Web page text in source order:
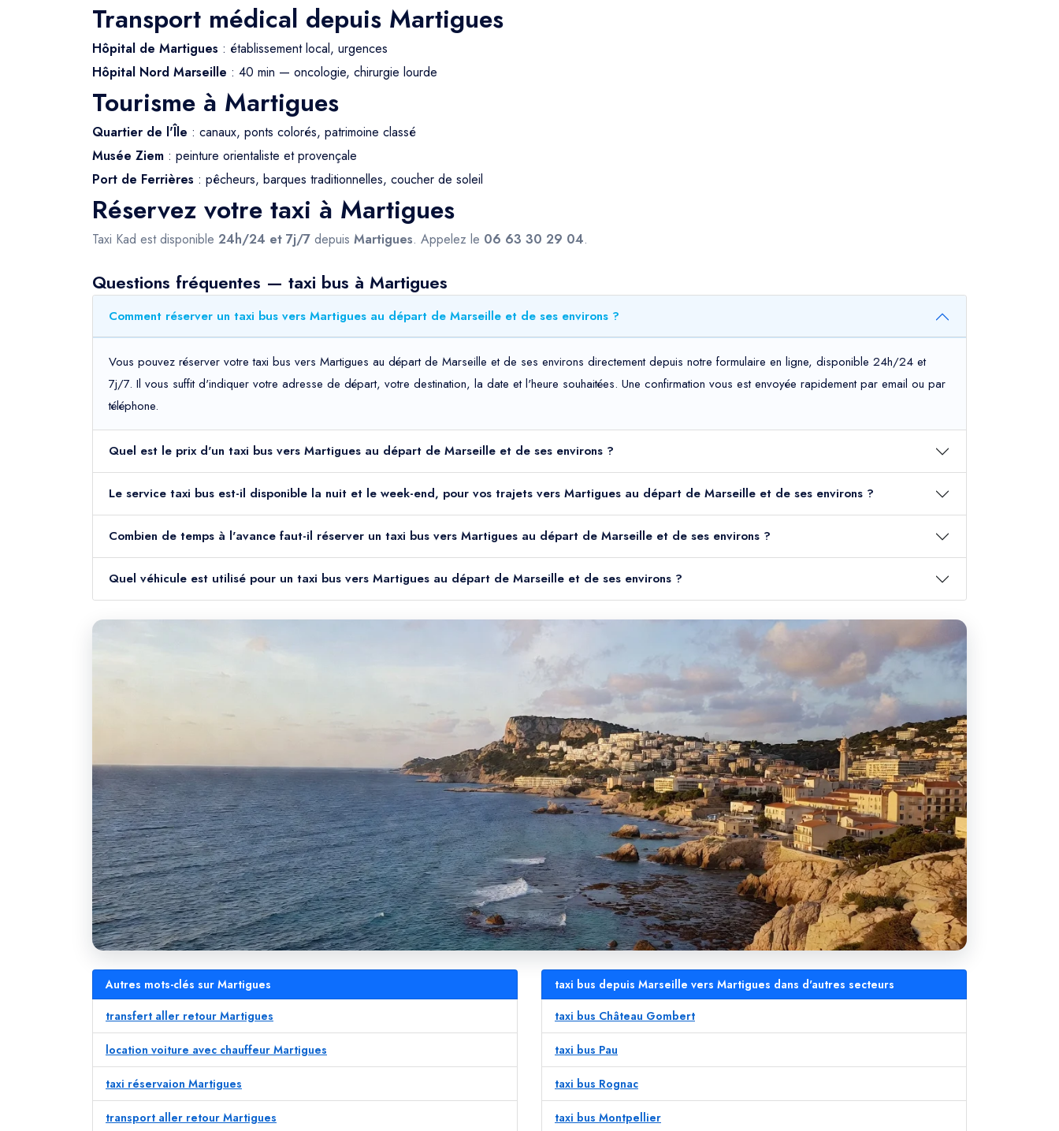
Transport médical depuis Martigues
Hôpital de Martigues : établissement local, urgences
Hôpital Nord Marseille : 40 min — oncologie, chirurgie lourde
Tourisme à Martigues
Quartier de l'Île : canaux, ponts colorés, patrimoine classé
Musée Ziem : peinture orientaliste et provençale
Port de Ferrières : pêcheurs, barques traditionnelles, coucher de soleil
Réservez votre taxi à Martigues
Taxi Kad est disponible 24h/24 et 7j/7 depuis Martigues. Appelez le 06 63 30 29 04.
Questions fréquentes — taxi bus à Martigues
Comment réserver un taxi bus vers Martigues au départ de Marseille et de ses environs ?
Vous pouvez réserver votre taxi bus vers Martigues au départ de Marseille et de ses environs directement depuis notre formulaire en ligne, disponible 24h/24 et
7j/7. Il vous suffit d'indiquer votre adresse de départ, votre destination, la date et l'heure souhaitées. Une confirmation vous est envoyée rapidement par email ou par
téléphone.
Quel est le prix d'un taxi bus vers Martigues au départ de Marseille et de ses environs ?
Le service taxi bus est-il disponible la nuit et le week-end, pour vos trajets vers Martigues au départ de Marseille et de ses environs ?
Combien de temps à l'avance faut-il réserver un taxi bus vers Martigues au départ de Marseille et de ses environs ?
Quel véhicule est utilisé pour un taxi bus vers Martigues au départ de Marseille et de ses environs ?
Autres mots-clés sur Martigues
transfert aller retour Martigues
location voiture avec chauffeur Martigues
taxi réservaion Martigues
transport aller retour Martigues
taxi bus depuis Marseille vers Martigues dans d'autres secteurs
taxi bus Château Gombert
taxi bus Pau
taxi bus Rognac
taxi bus Montpellier